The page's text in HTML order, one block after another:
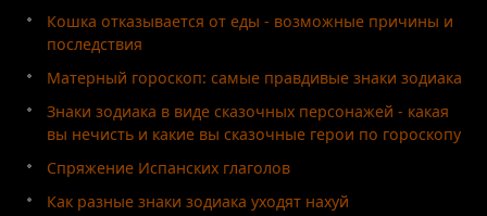
Кошка отказывается от еды - возможные причины и
последствия
Матерный гороскоп: самые правдивые знаки зодиака
Знаки зодиака в виде сказочных персонажей - какая
вы нечисть и какие вы сказочные герои по гороскопу
Спряжение Испанских глаголов
Как разные знаки зодиака уходят нахуй